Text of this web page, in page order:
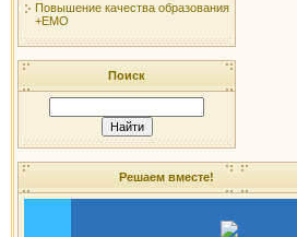
Повышение качества образования
+ЕМО
Поиск
Решаем вместе!